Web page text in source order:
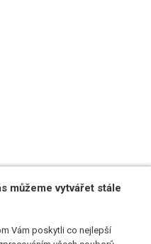
můžeme vytvářet stále
Vám poskytli co nejlepší